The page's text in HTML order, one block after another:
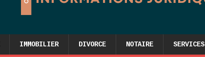
IMMOBILIER DIVORCE NOTAIRE SERVICES